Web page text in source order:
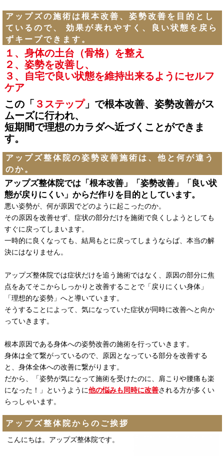
アップズの施術は根本改善、姿勢改善を目的とし
ているので、 効果が表れやすく、良い状態を戻ら
ずキープできます。
１、身体の土台（骨格）を整え
２、姿勢を改善し、
３、自宅で良い状態を維持出来るようにセルフ
ケア
この「 ３ステップ」で根本改善、姿勢改善がス
ムーズに行われ、
短期間で理想のカラダへ近づくことができま
す。
アップズ整体院の姿勢改善施術は、他と何が違う
のか。
アップズ整体院では「根本改善」「姿勢改善」「良い状
態が戻りにくい」からだ作りを目的としています。
悪い姿勢が、何が原因でどのように起こったのか。
その原因を改善せず、症状の部分だけを施術で良くしようとしても
すぐに戻ってしまいます。
一時的に良くなっても、結局もとに戻ってしまうならば、本当の解
決にはなりません。
アップズ整体院では症状だけを追う施術ではなく、原因の部分に焦
点をあてそこからしっかりと改善することで「戻りにくい身体」
「理想的な姿勢」へと導いています。
そうすることによって、気になっていた症状が同時に改善へと向か
っていきます。
根本原因である身体への姿勢改善の施術を行っていきます。
身体は全て繋がっているので、原因となっている部分を改善する
と、身体全体への改善に繋がります。
だから、「姿勢が気になって施術を受けたのに、肩こりや腰痛も楽
になった！」というように他の悩みも同時に改善される方が多くい
らっしゃいます。
アップズ整体院からのご挨拶
こんにちは。アップズ整体院です。